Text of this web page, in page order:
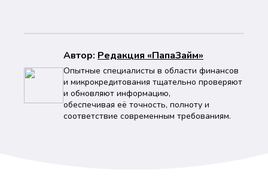
Автор: Peдaкция «ПапаЗайм»
Опытные специалисты в области финансов
и микрокредитования тщательно проверяют
и обновляют информацию,
обеспечивая её точность, полноту и
соответствие современным требованиям.